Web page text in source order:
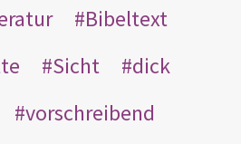
Bibeltext
Sicht
dick
vorschreibend